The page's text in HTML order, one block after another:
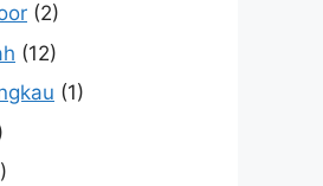
(2)
(12)
(1)